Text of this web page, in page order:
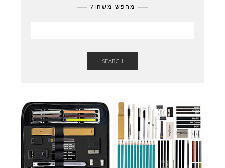
מחפש משהו?
SEARCH